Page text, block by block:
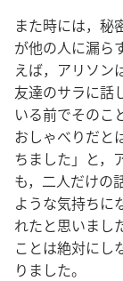
また時には，秘
が他の人に漏ら
えば，アリソン
友達のサラに話
いる前でそのこ
おしゃべりだと
ちました」と，
も，二人だけの
ような気持ちに
れたと思いまし
ことは絶対にし
りました。